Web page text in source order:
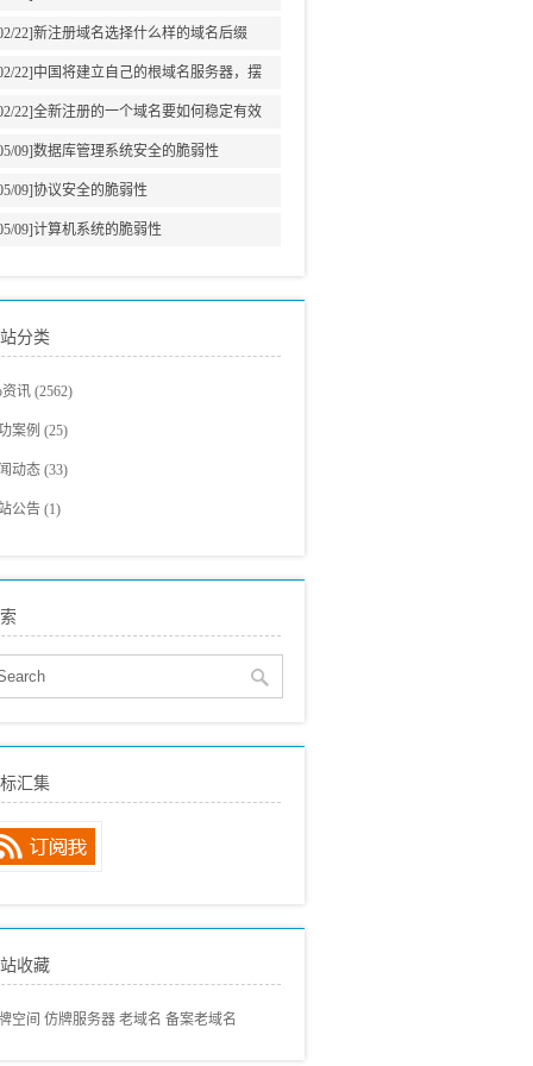
义22]新注册域名选择什么样的域名后缀
22] 中国将建立自己的根域名服务器，摆
美国牵制
22]全新注册的一个域名要如何稳定有效
增加网站权重?
09]数据库管理系统安全的脆弱性
09]协议安全的脆弱性
09]计算机系统的脆弱性
分类
资讯 (2562)
教程(705)
观点 (326)
新闻(293)
SEO(150)
营销
动态(89)
经验分享(97)
常见问题
外搜索引擎(46)
案例 (25)
建设案例
案例展示(2)
动态 (33)
公告 (1)
汇集
收藏
空间 仿牌服务器 老域名 备案老域名